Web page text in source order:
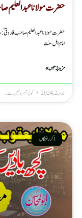
حضرت مولانا عبد العلیم
حضرت مولانا عبد العلیم صاحب فاروقیؒ :
امامِ اہل سنت
مزید پڑھیں »
جون 2, 2024 کوئی تبصرہ نہیں ہے۔
ذکر رفتگاں